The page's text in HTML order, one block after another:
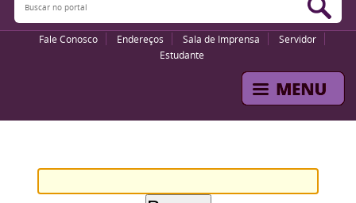
Fale Conosco Endereços Sala de Imprensa
Servidor
Estudante